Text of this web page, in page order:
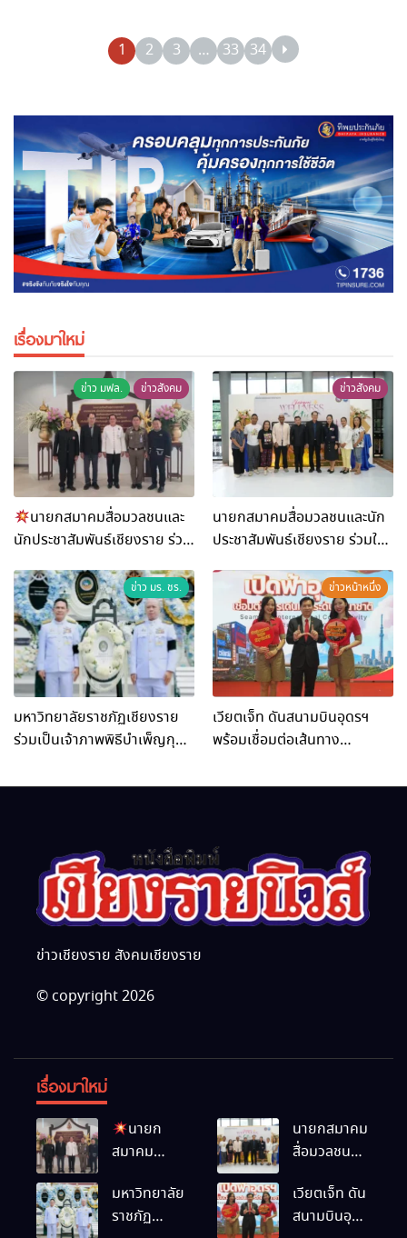
การลงทุน และการท่องเที่ยว สู่
การยกระดับเศรษฐกิจภูมิภาคสู่
1
2 3 … 33 34
เรื่องมาใหม่
ข่าว มฟล. ข่าวสังคม
นายกสมาคมสื่อมวลชนและ
นักประชาสัมพันธ์เชียงราย ร่วม
เสริมสร้างสุขภาวะพระสงฆ์”
ถวายพระกุศล 99 พรรษา
สมเด็จพระสังฆราช
ข่าวสังคม
นายกสมาคมสื่อมวลชนและนัก
ประชาสัมพันธ์เชียงราย ร่วมใน
เที่ยวและกีฬาจังหวัดเชียงราย
จัดกิจกรรมอบรม “การพัฒนา
ศักยภาพผู้ประกอบการและ
เครือข่ายธุรกิจ Wellness สู่
การเติบโตอย่างยั่งยืน
(Chiang Rai Wellness
Business Academy)”
ข่าว มร. ชร.
มหาวิทยาลัยราชภัฏเชียงราย
ร่วมเป็นเจ้าภาพพิธีบำเพ็ญกุศล
มหากรุณาธิคุณ
ข่าวหน้าหนึ่ง
เวียตเจ็ท ดันสนามบินอุดรฯ
พร้อมเชื่อมต่อเส้นทาง
ข่าวเชียงราย สังคมเชียงราย
© copyright 2026
เรื่องมาใหม่
นายก
สมาคม
และนัก
ประชาสัมพันธ์
นายกสมาคม
สื่อมวลชน
ประชาสัมพันธ์
เชียงราย
มหาวิทยาลัย
ราชภัฏ
เวียตเจ็ท ดัน
สนามบินอุ